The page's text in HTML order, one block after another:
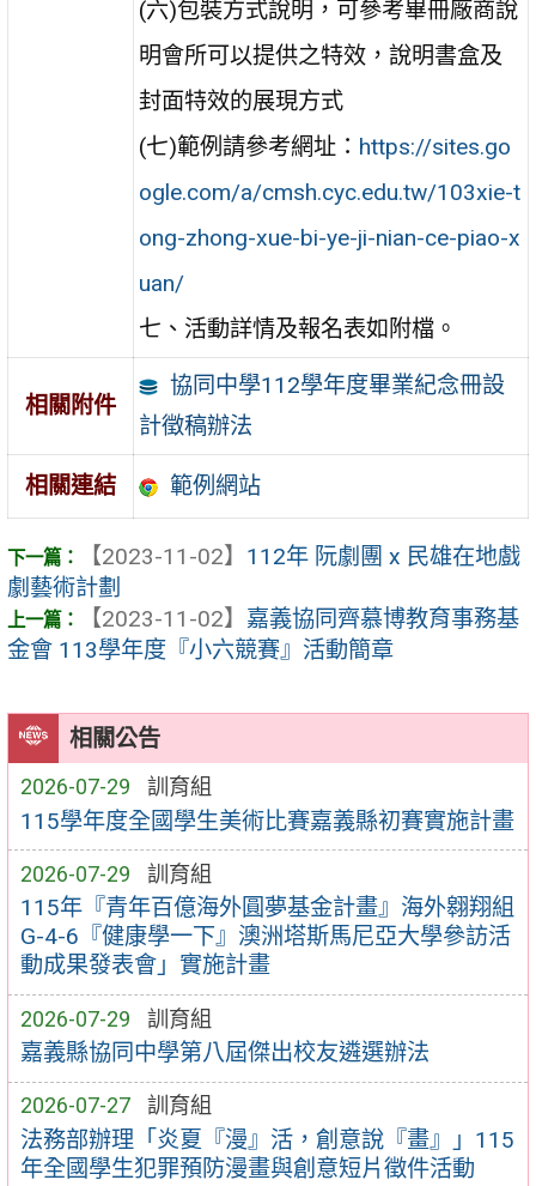
相關公告
2026-07-29 訓育組
115學年度全國學生美術比賽嘉義縣初賽實施計畫
2026-07-29 訓育組
115年『青年百億海外圓夢基金計畫』海外翱翔組
G-4-6『健康學一下』澳洲塔斯馬尼亞大學參訪活
動成果發表會」實施計畫
2026-07-29 訓育組
嘉義縣協同中學第八屆傑出校友遴選辦法
2026-07-27 訓育組
法務部辦理「炎夏『漫』活，創意說『畫』」115
年全國學生犯罪預防漫畫與創意短片徵件活動
(六)包裝方式說明，可參考畢冊廠商說
明會所可以提供之特效，說明書盒及
封面特效的展現方式
(七)範例請參考網址： https://sites.go
ogle.com/a/cmsh.cyc.edu.tw/103xie-t
ong-zhong-xue-bi-ye-ji-nian-ce-piao-x
uan/
七、活動詳情及報名表如附檔。
相關附件
協同中學112學年度畢業紀念冊設
計徵稿辦法
相關連結 範例網站
【2023-11-02】 112年 阮劇團 x ⺠雄在地戲
劇藝術計劃
【2023-11-02】 嘉義協同齊慕博教育事務基
金會 113學年度『小六競賽』活動簡章